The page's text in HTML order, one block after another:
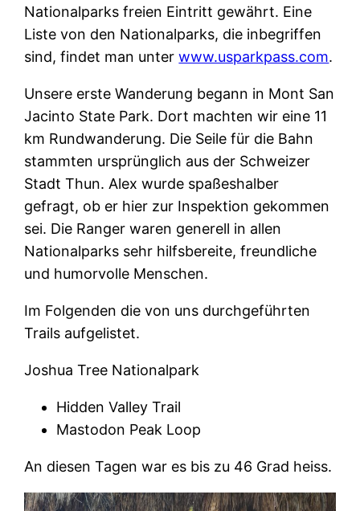
Nationalparks freien Eintritt gewährt. Eine
Liste von den Nationalparks, die inbegriffen
sind, findet man unterwww.usparkpass.com.
Unsere erste Wanderung begann in Mont San
Jacinto State Park. Dort machten wir eine 11
km Rundwanderung. Die Seile für die Bahn
stammten ursprünglich aus der Schweizer
Stadt Thun. Alex wurde spaßeshalber
gefragt, ob er hier zur Inspektion gekommen
sei. Die Ranger waren generell in allen
Nationalparks sehr hilfsbereite, freundliche
und humorvolle Menschen.
Im Folgenden die von uns durchgeführten
Trails aufgelistet.
Joshua Tree Nationalpark
Hidden Valley Trail
Mastodon Peak Loop
An diesen Tagen war es bis zu 46 Grad heiss.